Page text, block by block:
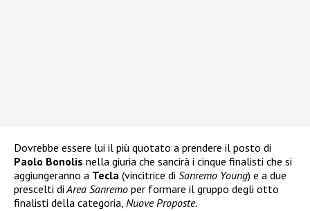
Dovrebbe essere lui il più quotato a prendere il posto di
Paolo Bonolis nella giuria che sancirà i cinque finalisti che si
aggiungeranno a Tecla (vincitrice di Sanremo Young) e a due
prescelti diArea Sanremo per formare il gruppo degli otto
finalisti della categoria, Nuove Proposte.